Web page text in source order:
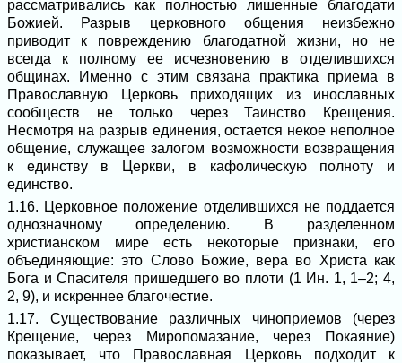
рассматривались как полностью лишенные благодати
Божией. Разрыв церковного общения неизбежно
приводит к повреждению благодатной жизни, но не
всегда к полному ее исчезновению в отделившихся
общинах. Именно с этим связана практика приема в
Православную Церковь приходящих из инославных
сообществ не только через Таинство Крещения.
Несмотря на разрыв единения, остается некое неполное
общение, служащее залогом возможности возвращения
к единству в Церкви, в кафолическую полноту и
единство.
1.16. Церковное положение отделившихся не поддается
однозначному определению. В разделенном
христианском мире есть некоторые признаки, его
объединяющие: это Слово Божие, вера во Христа как
Бога и Спасителя пришедшего во плоти (1 Ин. 1, 1–2; 4,
2, 9), и искреннее благочестие.
1.17. Существование различных чиноприемов (через
Крещение, через Миропомазание, через Покаяние)
показывает, что Православная Церковь подходит к